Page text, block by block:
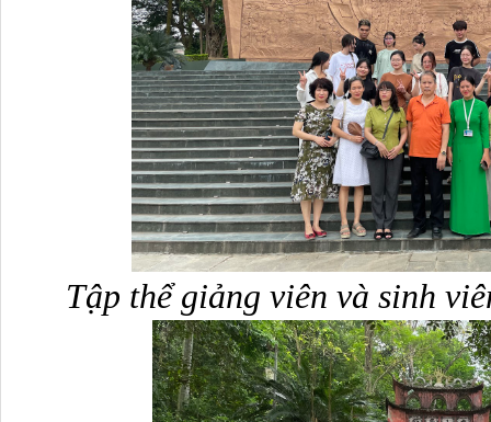
Tập thể giảng viên và sinh